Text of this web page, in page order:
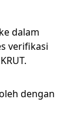
dalam
verifikasi
dengan